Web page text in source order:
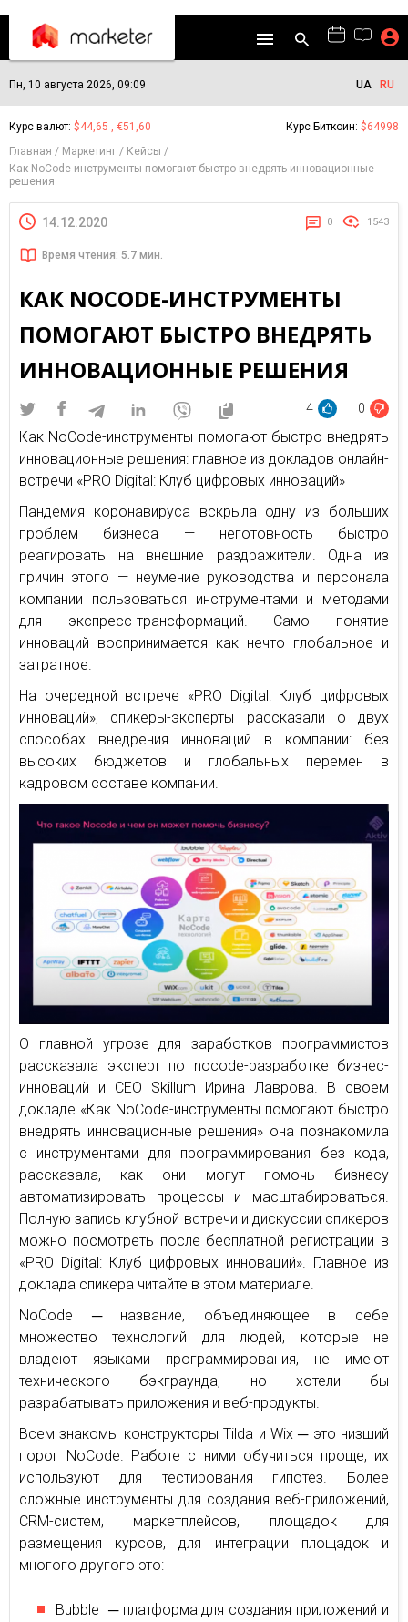
Пн, 10 августа 2026, 09:09 UA RU
Курс валют: $44,65 , €51,60 Курс Биткоин: $64998
Главная
Маркетинг
Кейсы
Как NoCode-инструменты помогают быстро внедрять инновационные
решения
14.12.2020 0 1543
Время чтения: 5.7 мин.
КАК NOCODE-ИНСТРУМЕНТЫ
ПОМОГАЮТ БЫСТРО ВНЕДРЯТЬ
ИННОВАЦИОННЫЕ РЕШЕНИЯ
4 0
Как NoCode-инструменты помогают быстро внедрять
инновационные решения: главное из докладов онлайн-
встречи «PRO Digital: Клуб цифровых инноваций»
Пандемия коронавируса вскрыла одну из больших
проблем бизнеса — неготовность быстро
реагировать на внешние раздражители. Одна из
причин этого — неумение руководства и персонала
компании пользоваться инструментами и методами
для экспресс-трансформаций. Само понятие
инноваций воспринимается как нечто глобальное и
затратное.
На очередной встрече «PRO Digital: Клуб цифровых
инноваций», спикеры-эксперты рассказали о двух
способах внедрения инноваций в компании: без
высоких бюджетов и глобальных перемен в
кадровом составе компании.
О главной угрозе для заработков программистов
рассказала эксперт по nocode-разработке бизнес-
инноваций и CEO Skillum Ирина Лаврова. В своем
докладе «Как NoCode-инструменты помогают быстро
внедрять инновационные решения» она познакомила
с инструментами для программирования без кода,
рассказала, как они могут помочь бизнесу
автоматизировать процессы и масштабироваться.
Полную запись клубной встречи и дискуссии спикеров
можно посмотреть после бесплатной регистрации в
«PRO Digital: Клуб цифровых инноваций». Главное из
доклада спикера читайте в этом материале.
NoCode ─ название, объединяющее в себе
множество технологий для людей, которые не
владеют языками программирования, не имеют
технического бэкграунда, но хотели бы
разрабатывать приложения и веб-продукты.
Всем знакомы конструкторы Tilda и Wix ─ это низший
порог NoCode. Работе с ними обучиться проще, их
используют для тестирования гипотез. Более
сложные инструменты для создания веб-приложений,
CRM-систем, маркетплейсов, площадок для
размещения курсов, для интеграции площадок и
многого другого это:
Bubble ─ платформа для создания приложений и